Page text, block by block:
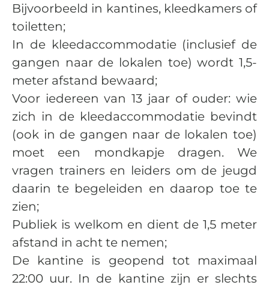
Bijvoorbeeld in kantines, kleedkamers of
toiletten;
In de kleedaccommodatie (inclusief de
gangen naar de lokalen toe) wordt 1,5-
meter afstand bewaard;
Voor iedereen van 13 jaar of ouder: wie
zich in de kleedaccommodatie bevindt
(ook in de gangen naar de lokalen toe)
moet een mondkapje dragen. We
vragen trainers en leiders om de jeugd
daarin te begeleiden en daarop toe te
zien;
Publiek is welkom en dient de 1,5 meter
afstand in acht te nemen;
De kantine is geopend tot maximaal
22:00 uur. In de kantine zijn er slechts